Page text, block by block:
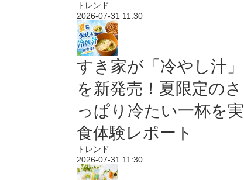
トレンド
2026-07-31 11:30
すき家が「冷やし汁」
を新発売！夏限定のさ
っぱり冷たい一杯を実
食体験レポート
トレンド
2026-07-31 11:30